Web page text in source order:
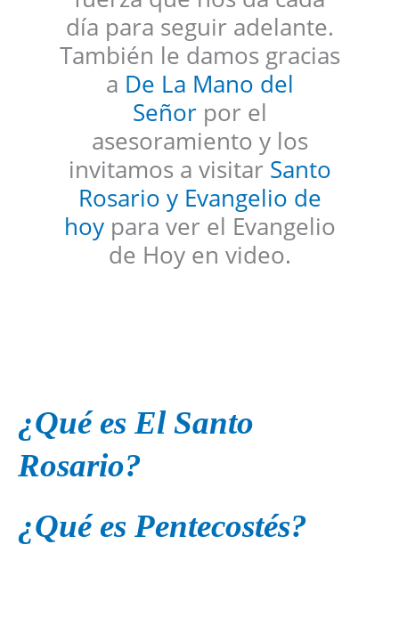
día para seguir adelante.
También le damos gracias
a De La Mano del
Señorpor el
asesoramiento y los
invitamos a visitar Santo
Rosario y Evangelio de
hoypara ver el Evangelio
de Hoy en video.
¿Qué es El Santo
Rosario?
¿Qué es Pentecostés?